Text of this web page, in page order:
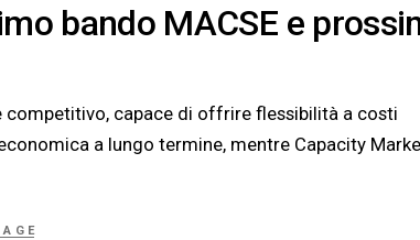
bando MACSE e
competitivo, capace di offrire flessibilità a costi
a lungo termine, mentre Capacity